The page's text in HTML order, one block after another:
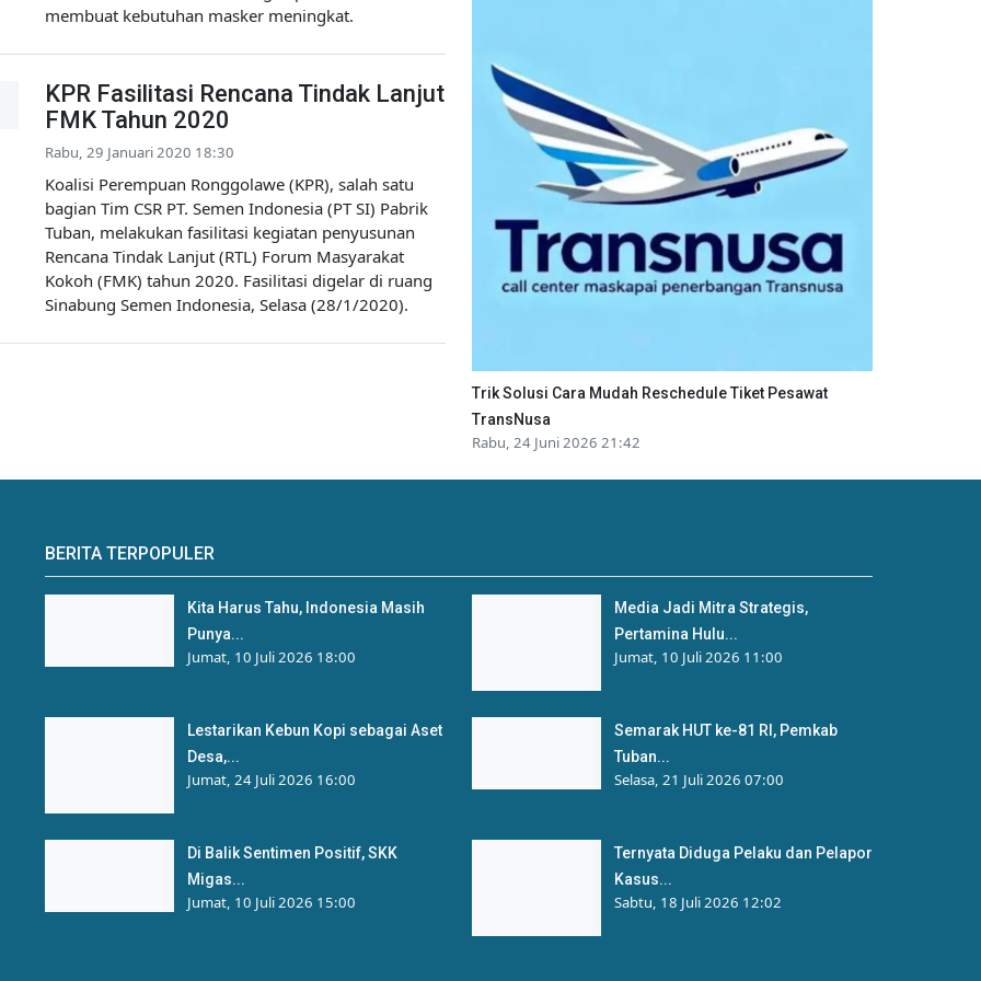
membuat kebutuhan masker meningkat.
KPR Fasilitasi Rencana Tindak Lanjut
FMK Tahun 2020
Rabu, 29 Januari 2020 18:30
Koalisi Perempuan Ronggolawe (KPR), salah satu
bagian Tim CSR PT. Semen Indonesia (PT SI) Pabrik
Tuban, melakukan fasilitasi kegiatan penyusunan
Rencana Tindak Lanjut (RTL) Forum Masyarakat
Kokoh (FMK) tahun 2020. Fasilitasi digelar di ruang
Sinabung Semen Indonesia, Selasa (28/1/2020).
Trik Solusi Cara Mudah Reschedule Tiket Pesawat
TransNusa
Rabu, 24 Juni 2026 21:42
BERITA TERPOPULER
Kita Harus Tahu, Indonesia Masih
Punya...
Jumat, 10 Juli 2026 18:00
Media Jadi Mitra Strategis,
Pertamina Hulu...
Jumat, 10 Juli 2026 11:00
Lestarikan Kebun Kopi sebagai Aset
Desa,...
Jumat, 24 Juli 2026 16:00
Semarak HUT ke-81 RI, Pemkab
Tuban...
Selasa, 21 Juli 2026 07:00
Di Balik Sentimen Positif, SKK
Migas...
Jumat, 10 Juli 2026 15:00
Ternyata Diduga Pelaku dan Pelapor
Kasus...
Sabtu, 18 Juli 2026 12:02